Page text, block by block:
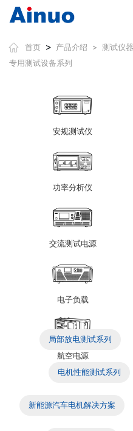
首页 > 产品介绍 > 测试仪器
专用测试设备系列
安规测试仪
功率分析仪
交流测试电源
电子负载
航空电源
局部放电测试系列
电机性能测试系列
新能源汽车电机解决方案